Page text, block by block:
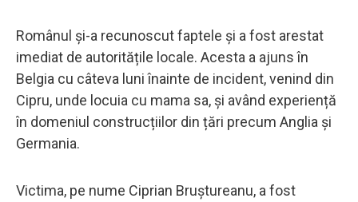
Românul și-a recunoscut faptele și a fost arestat
imediat de autoritățile locale. Acesta a ajuns în
Belgia cu câteva luni înainte de incident, venind din
Cipru, unde locuia cu mama sa, și având experiență
în domeniul construcțiilor din țări precum Anglia și
Germania.
Victima, pe nume Ciprian Bruștureanu, a fost